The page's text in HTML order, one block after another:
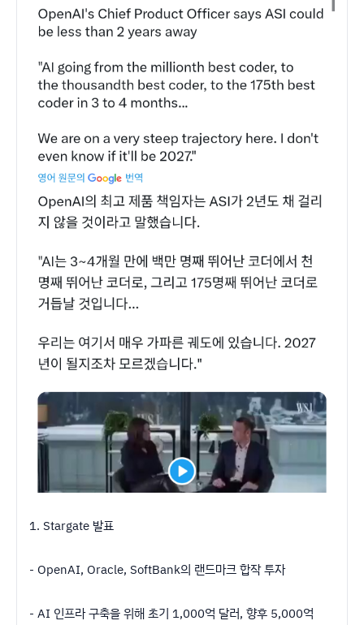
1. Stargate 발표
- OpenAI, Oracle, SoftBank의 랜드마크 합작 투자
- AI 인프라 구축을 위해 초기 1,000억 달러, 향후 5,000억